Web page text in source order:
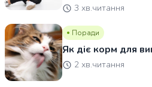
3 хв.читання
Поради
Як діє корм для
2 хв.читання